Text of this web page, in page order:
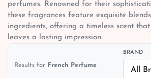
perfumes. Renowned for their
these fragrances feature exquisite
ingredients, offering a timeless scent
leaves a lasting impression.
Results for French Perfume
BRAND